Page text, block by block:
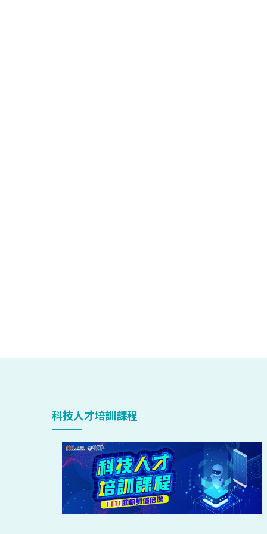
科技人才培訓課程